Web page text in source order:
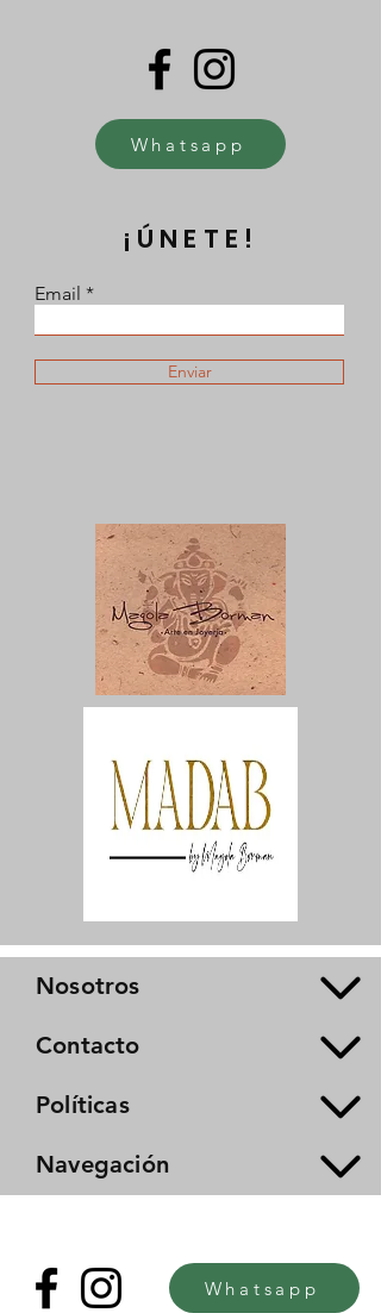
Whatsapp
¡ÚNETE!
Email
Enviar
Nosotros
Contacto
Políticas
Navegación
Whatsapp